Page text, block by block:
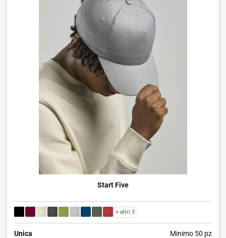
Start Five
+ altri 3
Unica Minimo 50 pz